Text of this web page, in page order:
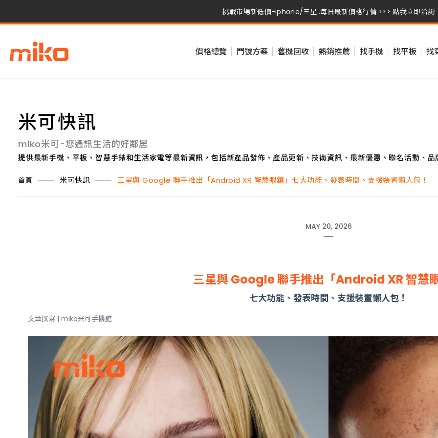
挑戰市場新低價-iphone/三星..每日最新價格行情 >>> 點我立即洽詢
挑戰市場新低價-iphone/三星..每日最新價格行情 >>> 點我立即洽詢
價格總覽 門號方案 舊機回收 熱銷推薦 找手機 找平板 找
米可快訊
miko米可-您通訊生活的好鄰居
提供最新手機、平板、智慧手錶和生活家電等最新資訊，包括新產品發佈、產品更新、技術資訊、最新優惠、聯名活動、品
首頁 米可快訊 三星與 Google 聯手推出「Android XR 智慧眼鏡」七大功能、發表時間、支援裝置懶人包！
MAY 20, 2026
三星與 Google 聯手推出「Android XR 智慧
七大功能、發表時間、支援裝置懶人包！
文章撰寫 | miko米可手機館